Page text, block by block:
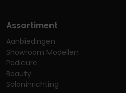
Assortiment
Aanbiedingen
Showroom Modellen
Pedicure
Beauty
Saloninrichting